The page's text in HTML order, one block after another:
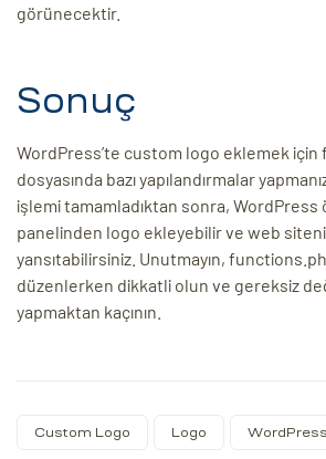
görünecektir.
Sonuç
WordPress’te custom logo eklemek
dosyasında bazı yapılandırmalar
işlemi tamamladıktan sonra,
panelinden logo ekleyebilir ve web
yansıtabilirsiniz. Unutmayın,
düzenlerken dikkatli olun ve gereksiz
yapmaktan kaçının.
Custom Logo Logo WordPress